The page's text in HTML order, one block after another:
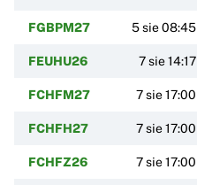
FGBPM27 5 sie 08:45
FEUHU26 7 sie 14:17
FCHFM27 7 sie 17:00
FCHFH27 7 sie 17:00
FCHFZ26 7 sie 17:00